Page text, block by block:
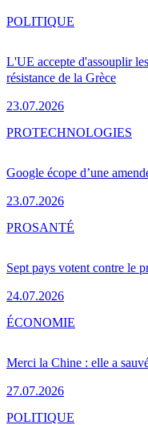
L'UE accepte d'assouplir
résistance de la Grèce
23.07.2026
POLITIQUE
Google écope d’une
23.07.2026
PROTECHNOLOGIES
Sept pays votent contre le
24.07.2026
PROSANTÉ
Merci la Chine : elle a
27.07.2026
ÉCONOMIE
POLITIQUE